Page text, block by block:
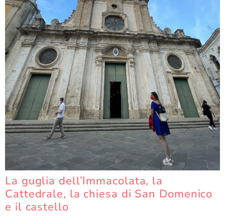
La guglia dell’Immacolata, la
Cattedrale, la chiesa di San Domenico
e il castello